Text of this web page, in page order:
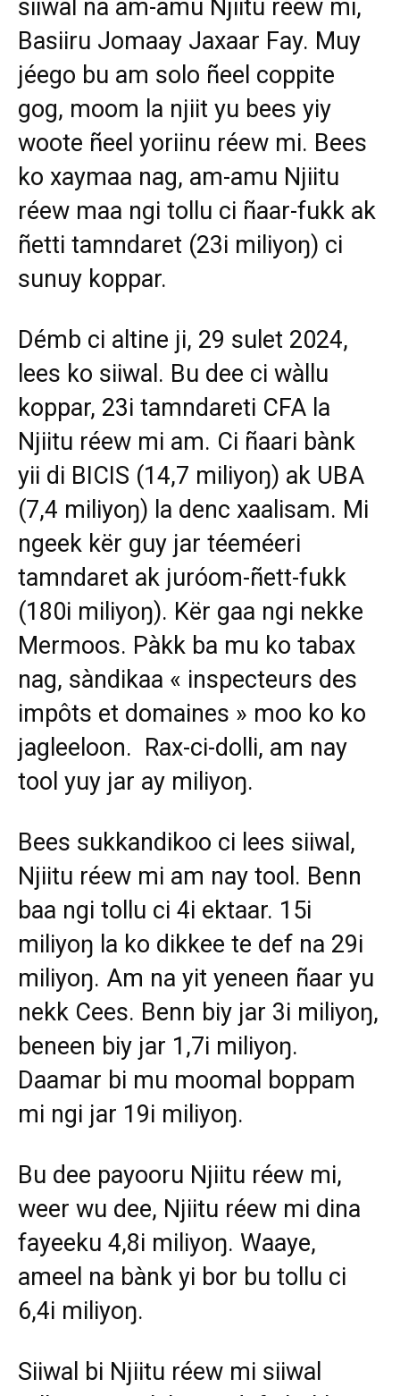
siiwal na am-amu Njiitu réew mi,
Basiiru Jomaay Jaxaar Fay. Muy
jéego bu am solo ñeel coppite
gog, moom la njiit yu bees yiy
woote ñeel yoriinu réew mi. Bees
ko xaymaa nag, am-amu Njiitu
réew maa ngi tollu ci ñaar-fukk ak
ñetti tamndaret (23i miliyoŋ) ci
sunuy koppar.
Démb ci altine ji, 29 sulet 2024,
lees ko siiwal. Bu dee ci wàllu
koppar, 23i tamndareti CFA la
Njiitu réew mi am. Ci ñaari bànk
yii di BICIS (14,7 miliyoŋ) ak UBA
(7,4 miliyoŋ) la denc xaalisam. Mi
ngeek kër guy jar téeméeri
tamndaret ak juróom-ñett-fukk
(180i miliyoŋ). Kër gaa ngi nekke
Mermoos. Pàkk ba mu ko tabax
nag, sàndikaa « inspecteurs des
impôts et domaines » moo ko ko
jagleeloon. Rax-ci-dolli, am nay
tool yuy jar ay miliyoŋ.
Bees sukkandikoo ci lees siiwal,
Njiitu réew mi am nay tool. Benn
baa ngi tollu ci 4i ektaar. 15i
miliyoŋ la ko dikkee te def na 29i
miliyoŋ. Am na yit yeneen ñaar yu
nekk Cees. Benn biy jar 3i miliyoŋ,
beneen biy jar 1,7i miliyoŋ.
Daamar bi mu moomal boppam
mi ngi jar 19i miliyoŋ.
Bu dee payooru Njiitu réew mi,
weer wu dee, Njiitu réew mi dina
fayeeku 4,8i miliyoŋ. Waaye,
ameel na bànk yi bor bu tollu ci
6,4i miliyoŋ.
Siiwal bi Njiitu réew mi siiwal